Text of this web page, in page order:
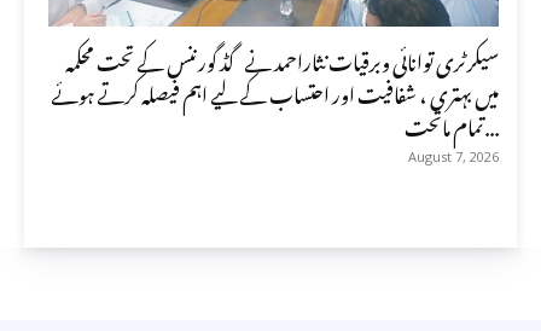
سیکرٹری توانائی وبرقیات نثاراحمد نے گڈ گورننس کے تحت محکمہ
میں بہتری ، شفافیت اور احتساب کے لیے اہم فیصلہ کرتے ہوئے
تمام ماتحت...
August 7, 2026